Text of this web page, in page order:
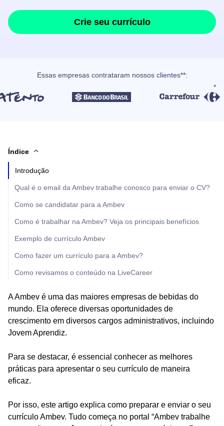
Crie seu currículo
Essas empresas contrataram nossos clientes**:
Índice
Introdução
Qual é o email da Ambev trabalhe conosco para enviar o CV?
Como se candidatar para a Ambev
Como é trabalhar na Ambev? Veja os principais benefícios
Exemplo de currículo Ambev
Como fazer um currículo para a Ambev?
Como revisamos o conteúdo na LiveCareer
A Ambev é uma das maiores empresas de bebidas do
mundo. Ela oferece diversas oportunidades de
crescimento em diversos cargos administrativos, incluindo
Jovem Aprendiz.
Para se destacar, é essencial conhecer as melhores
práticas para apresentar o seu currículo de maneira
eficaz.
Por isso, este artigo explica como preparar e enviar o seu
currículo Ambev. Tudo começa no portal “Ambev trabalhe